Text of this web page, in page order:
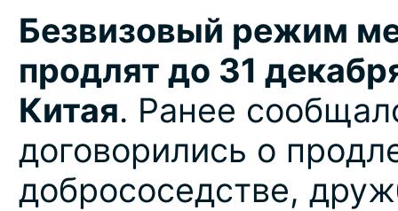
Безвизовый режим
продлят до 31
Китая. Ранее
договорились о
добрососедстве,